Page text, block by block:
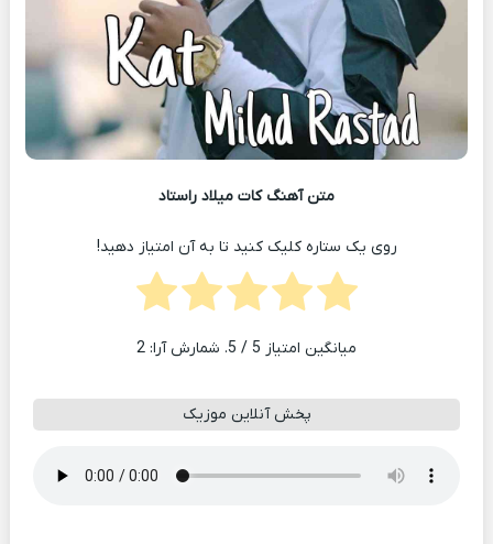
متن آهنگ کات میلاد راستاد
روی یک ستاره کلیک کنید تا به آن امتیاز دهید!
میانگین امتیاز 5 / 5. شمارش آرا: 2
پخش آنلاین موزیک